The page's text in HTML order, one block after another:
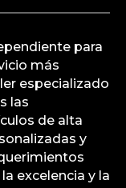
para
más
especializado
las
de alta
y
excelencia y la